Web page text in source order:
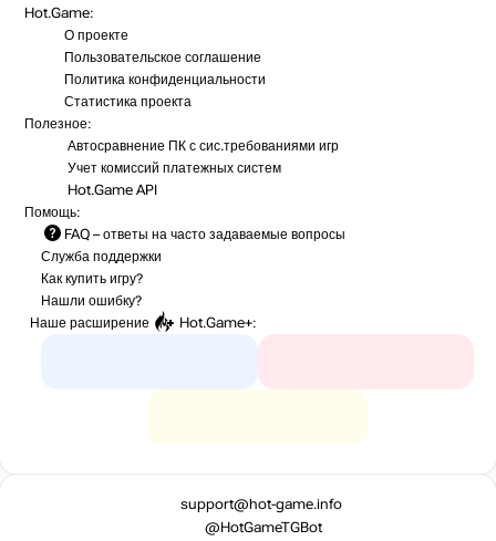
Hot.Game:
О проекте
Пользовательское соглашение
Политика конфиденциальности
Статистика проекта
Полезное:
Автосравнение ПК с сис.требованиями игр
Учет комиссий платежных систем
Hot.Game API
Помощь:
FAQ – ответы на часто задаваемые вопросы
Служба поддержки
Как купить игру?
Нашли ошибку?
Наше расширение
Hot.Game+:
support@hot-game.info
@HotGameTGBot